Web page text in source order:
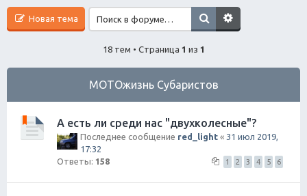
Новая тема
18 тем • Страница 1 из 1
МОТОжизнь Субаристов
А есть ли среди нас "двухколесные"?
Последнее сообщение red_light « 31 июл 2019,
17:32
Ответы: 158 1 2 3 4 5 6